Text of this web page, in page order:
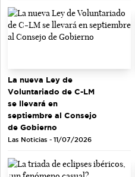
La nueva Ley de
Voluntariado de C-LM
se llevará en
septiembre al Consejo
de Gobierno
Las Noticias - 11/07/2026